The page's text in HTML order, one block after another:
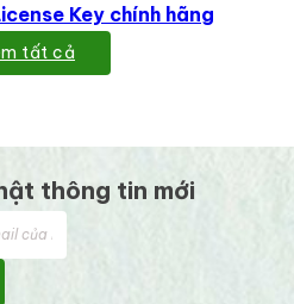
Key chính hãng
tất cả
thông tin mới